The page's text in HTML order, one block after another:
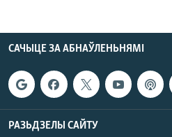
САЧЫЦЕ ЗА АБНАЎЛЕНЬНЯМІ
РАЗЬДЗЕЛЫ САЙТУ